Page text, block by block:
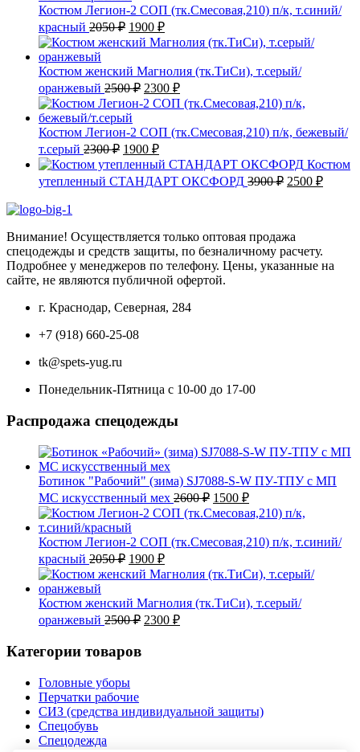
2600 ₽.
Костюм Легион-2 СОП (тк.Смесовая,210) п/к, т.синий/
красный 2050₽ Первоначальная
цена
составляла
2050 ₽.
1900 ₽Текущая
цена:
Костюм женский Магнолия (тк.ТиСи), т.серый/
оранжевый 2500₽ Первоначальная
цена
составляла
2500 ₽.
2300 ₽Текущая
цена:
Костюм Легион-2 СОП (тк.Смесовая,210) п/к, бежевый/
т.серый 2300₽ Первоначальная
цена
составляла
2300 ₽.
1900 ₽Текущая
цена:
1900 ₽.
Костюм
утепленный СТАНДАРТ ОКСФОРД 3900₽ 2500 ₽
Внимание! Осуществляется только оптовая продажа
спецодежды и средств защиты, по безналичному расчету.
Подробнее у менеджеров по телефону. Цены, указанные на
сайте, не являются публичной офертой.
г. Краснодар, Северная, 284
+7 (918) 660-25-08
tk@spets-yug.ru
Понедельник-Пятница с 10-00 до 17-00
Распродажа спецодежды
Ботинок "Рабочий" (зима) SJ7088-S-W ПУ-ТПУ с МП
МС искусственный мех 2600₽ Первоначальная
цена
составляла
2600 ₽.
1500 ₽Текущая
цена:
Костюм Легион-2 СОП (тк.Смесовая,210) п/к, т.синий/
красный 2050₽ Первоначальная
цена
составляла
2050 ₽.
1900 ₽Текущая
цена:
Костюм женский Магнолия (тк.ТиСи), т.серый/
оранжевый 2500₽ Первоначальная
2300 ₽Текущая
Категории товаров
Головные уборы
Перчатки рабочие
СИЗ (средства индивидуальной защиты)
Спецобувь
Спецодежда